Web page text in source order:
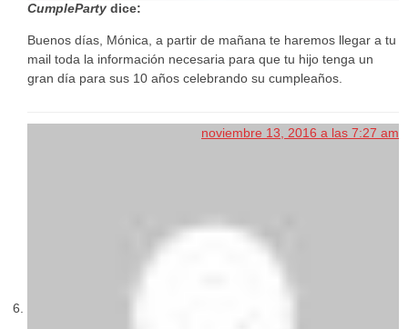
CumpleParty dice:
Buenos días, Mónica, a partir de mañana te haremos llegar a tu
mail toda la información necesaria para que tu hijo tenga un
gran día para sus 10 años celebrando su cumpleaños.
noviembre 13, 2016 a las 7:27 am